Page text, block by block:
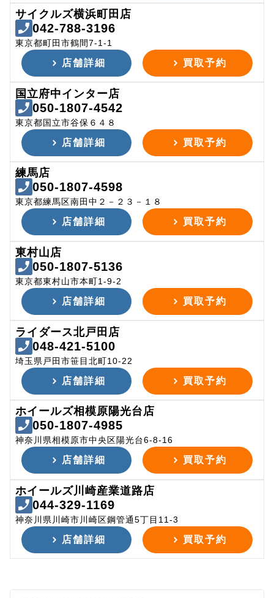
サイクルズ横浜町田店
042-788-3196
東京都町田市鶴間7-1-1
店舗詳細 買取予約
国立府中インター店
050-1807-4542
東京都国立市谷保６４８
店舗詳細 買取予約
練馬店
050-1807-4598
東京都練馬区南田中２－２３－１８
店舗詳細 買取予約
東村山店
050-1807-5136
東京都東村山市本町1-9-2
店舗詳細 買取予約
ライダース北戸田店
048-421-5100
埼玉県戸田市笹目北町10-22
店舗詳細 買取予約
ホイールズ相模原陽光台店
050-1807-4985
神奈川県相模原市中央区陽光台6-8-16
店舗詳細 買取予約
ホイールズ川崎産業道路店
044-329-1169
神奈川県川崎市川崎区鋼管通5丁目11-3
店舗詳細 買取予約